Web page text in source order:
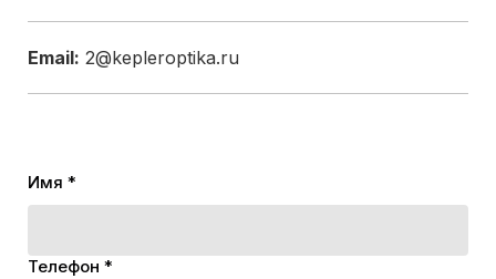
Email: 2@kepleroptika.ru
Имя *
Телефон *